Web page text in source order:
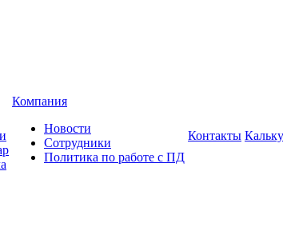
Компания
Новости
Сотрудники
Политика по работе с ПД
Контакты